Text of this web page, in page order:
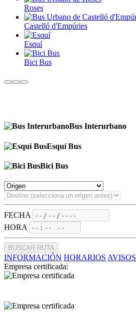
Roses
Castelló d'Empúries
Esquí
Bici Bus
Bus Interurbano
Esquí Bus
Bici Bus
FECHA
HORA
BUSCAR RUTA
INFORMACIÓN HORARIOS AVISOS
Empresa certificada: